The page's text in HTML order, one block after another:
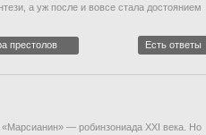
а уж после и вовсе стала достоянием
престолов Есть ответы
— робинзониада XXI века. Но